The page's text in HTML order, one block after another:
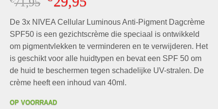
71,95
was:
€71,95.
is:
€29,95.
De 3x NIVEA Cellular Luminous Anti-Pigment Dagcrème
SPF50 is een gezichtscrème die speciaal is ontwikkeld
om pigmentvlekken te verminderen en te verwijderen. Het
is geschikt voor alle huidtypen en bevat een SPF 50 om
de huid te beschermen tegen schadelijke UV-stralen. De
crème heeft een inhoud van 40ml.
OP VOORRAAD